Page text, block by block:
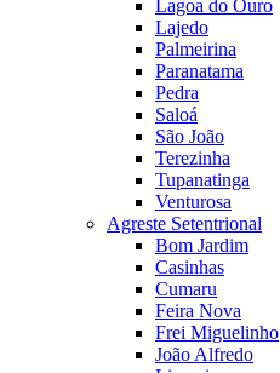
Lagoa do Ouro
Lajedo
Palmeirina
Paranatama
Pedra
Saloá
São João
Terezinha
Tupanatinga
Venturosa
Agreste Setentrional
Bom Jardim
Casinhas
Cumaru
Feira Nova
Frei Miguelinho
João Alfredo